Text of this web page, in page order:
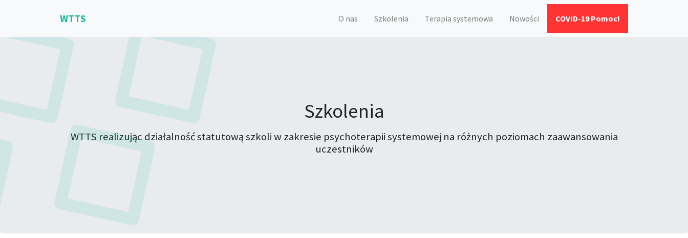
WTTS O nas Szkolenia Terapia systemowa Nowości COVID-19 Pomoc!
Szkolenia
WTTS realizując działalność statutową szkoli w zakresie psychoterapii systemowej na różnych poziomach zaawansowania
uczestników